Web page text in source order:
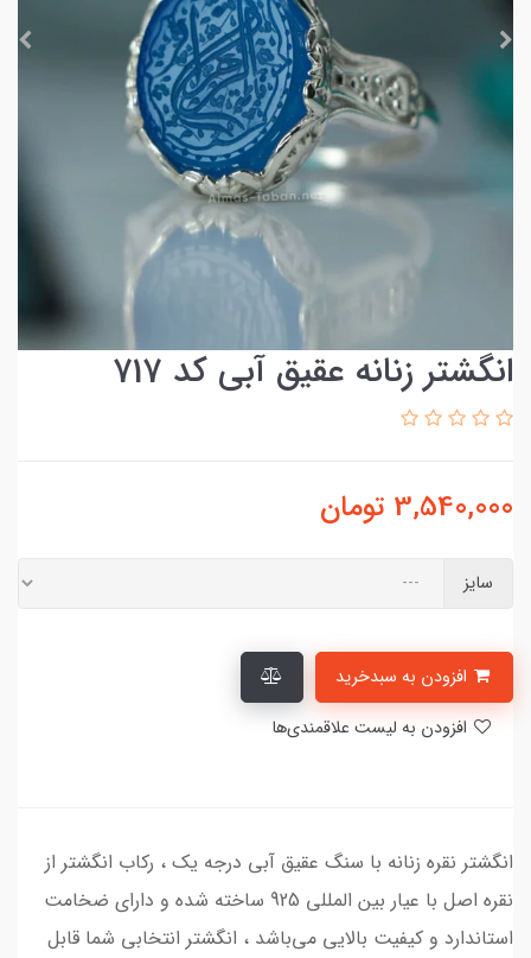
انگشتر زنانه عقیق آبی کد 717
3,540,000 تومان
سایز
انگشتر نقره زنانه با سنگ عقیق آبی درجه یک ، رکاب انگشتر از
نقره اصل با عیار بین المللی 925 ساخته شده و دارای ضخامت
استاندارد و کیفیت بالایی می‌باشد ، انگشتر انتخابی شما قابل